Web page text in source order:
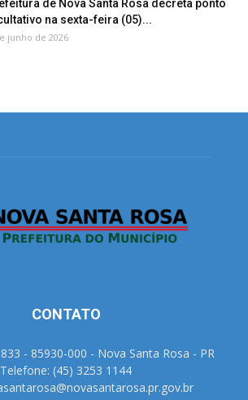
de Nova Santa Rosa decreta ponto
na sexta-feira (05)...
junho de 2026
CONTATO
- 85930-000 - Nova Santa Rosa - PR
Telefone: (45) 3253 1144